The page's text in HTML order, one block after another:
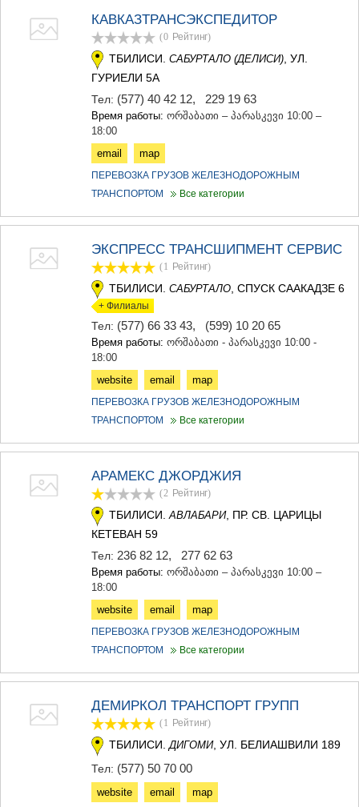
МАРНЕУЛИ
РУСТАВИ
КАВКАЗТРАНСЭКСПЕДИТОР
(0 Рейтинг)
ТБИЛИСИ. САБУРТАЛО (ДЕЛИСИ), УЛ.
ГУРИЕЛИ 5А
Тел: (577) 40 42 12, 229 19 63
Время работы: ორშაბათი – პარასკევი 10:00 –
18:00
email
map
ПЕРЕВОЗКА ГРУЗОВ ЖЕЛЕЗНОДОРОЖНЫМ
ТРАНСПОРТОМ
Все категории
ЭКСПРЕСС ТРАНСШИПМЕНТ СЕРВИС
(1 Рейтинг)
ТБИЛИСИ. САБУРТАЛО , СПУСК СААКАДЗЕ 6
+ Филиалы
Тел: (577) 66 33 43, (599) 10 20 65
Время работы: ორშაბათი - პარასკევი 10:00 -
18:00
website
email map
ПЕРЕВОЗКА ГРУЗОВ ЖЕЛЕЗНОДОРОЖНЫМ
ТРАНСПОРТОМ
Все категории
АРАМЕКС ДЖОРДЖИЯ
(2 Рейтинг)
ТБИЛИСИ.АВЛАБАРИ, ПР. СВ. ЦАРИЦЫ
КЕТЕВАН 59
Тел: 236 82 12, 277 62 63
Время работы: ორშაბათი – პარასკევი 10:00 –
18:00
website
email map
ПЕРЕВОЗКА ГРУЗОВ ЖЕЛЕЗНОДОРОЖНЫМ
ТРАНСПОРТОМ
Все категории
ДЕМИРКОЛ ТРАНСПОРТ ГРУПП
(1 Рейтинг)
ТБИЛИСИ. ДИГОМИ, УЛ. БЕЛИАШВИЛИ 189
Тел: (577) 50 70 00
website email map